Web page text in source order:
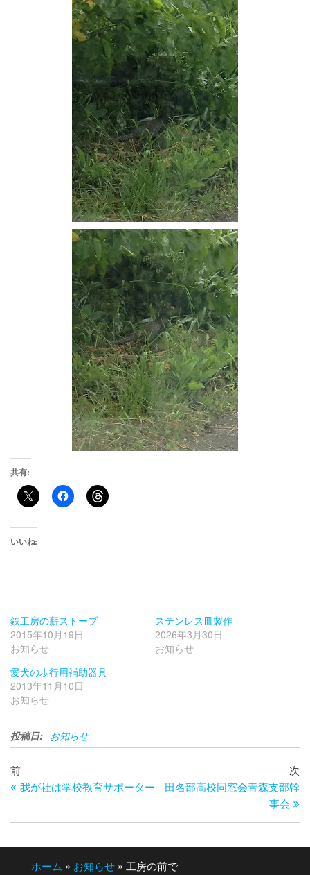
共有:
いいね:
鉄工房の薪ストーブ
2015年10月19日
お知らせ
ステンレス皿製作
2026年3月30日
お知らせ
愛犬の歩行用補助器具
2013年11月10日
お知らせ
投稿日: お知らせ
投
稿
ナ
ビ
過
去
投
前
我が社は学校教育サポーター
稿
次
田名部高校同窓会青森支部幹
事会
ホーム » お知らせ » 工房の前で